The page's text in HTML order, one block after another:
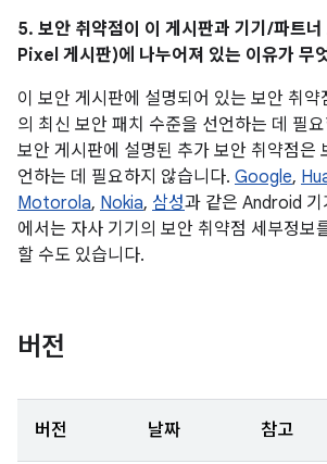
5. 보안 취약점이 이 게시판과 기기/파트
Pixel 게시판)에 나누어져 있는 이유가 무
이 보안 게시판에 설명되어 있는 보안 취약
의 최신 보안 패치 수준을 선언하는 데 필
보안 게시판에 설명된 추가 보안 취약점은
언하는 데 필요하지 않습니다. Google,
Motorola, Nokia, 삼성과 같은 Android 기
에서는 자사 기기의 보안 취약점 세부정보
할 수도 있습니다.
버전
버전 날짜 참고